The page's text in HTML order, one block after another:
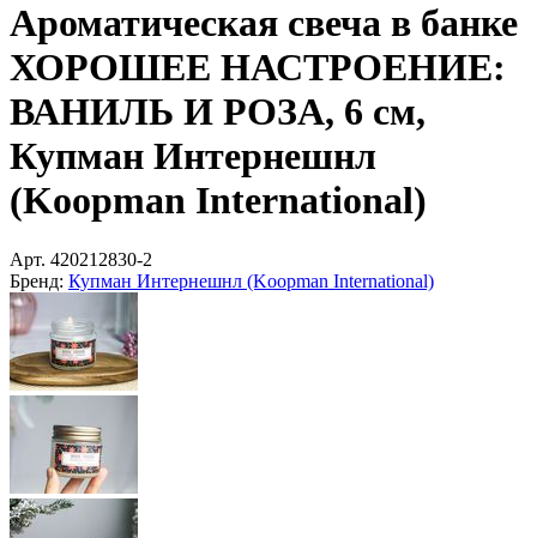
Ароматическая свеча в банке
ХОРОШЕЕ НАСТРОЕНИЕ:
ВАНИЛЬ И РОЗА, 6 см,
Купман Интернешнл
(Koopman International)
Арт. 420212830-2
Бренд: Купман Интернешнл (Koopman International)